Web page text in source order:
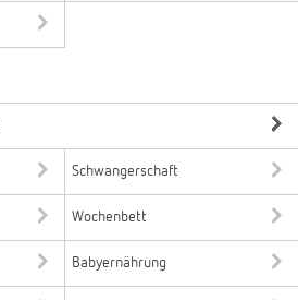
Schwangerschaft
Wochenbett
Babyernährung